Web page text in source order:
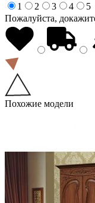
1
2 3 4
5
Пожалуйста,
Похожие модели